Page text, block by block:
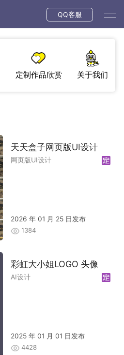
QQ客服
定制作品欣赏 关于我们
天天盒子网页版UI设计
网页版UI设计
2026 年 01 月 25 日发布
1384
彩虹大小姐LOGO 头像
AI设计
2025 年 01 月 01 日发布
4428